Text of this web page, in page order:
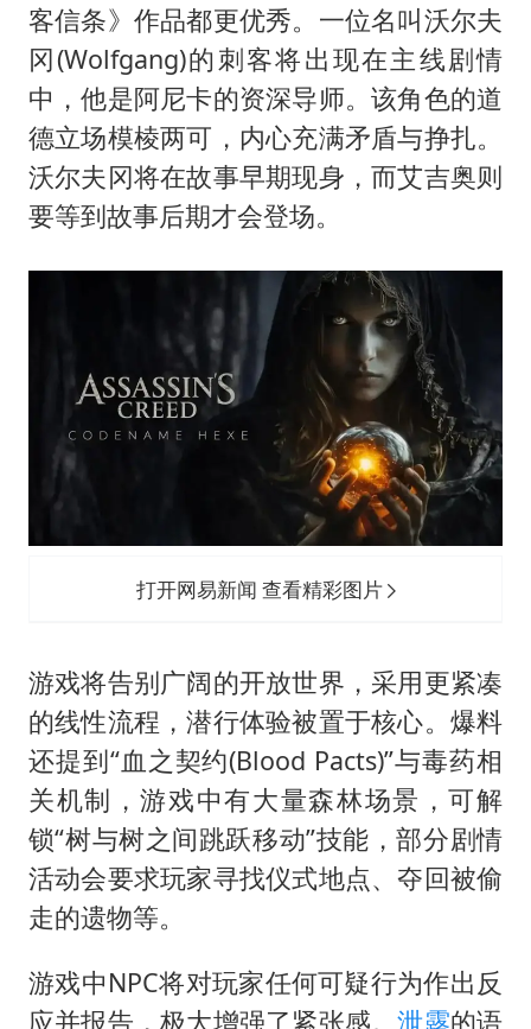
客信条》作品都更优秀。一位名叫沃尔夫
冈(Wolfgang)的刺客将出现在主线剧情
中，他是阿尼卡的资深导师。该角色的道
德立场模棱两可，内心充满矛盾与挣扎。
沃尔夫冈将在故事早期现身，而艾吉奥则
要等到故事后期才会登场。
打开网易新闻 查看精彩图片
游戏将告别广阔的开放世界，采用更紧凑
的线性流程，潜行体验被置于核心。爆料
还提到“血之契约(Blood Pacts)”与毒药相
关机制，游戏中有大量森林场景，可解
锁“树与树之间跳跃移动”技能，部分剧情
活动会要求玩家寻找仪式地点、夺回被偷
走的遗物等。
游戏中NPC将对玩家任何可疑行为作出反
应并报告，极大增强了紧张感。泄露的语